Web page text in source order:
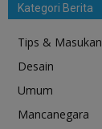
Kategori Berita
Tips & Masukan
Desain
Umum
Mancanegara